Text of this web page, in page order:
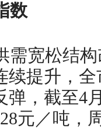
数
需宽松结
续提升，
，截至4
元／吨，